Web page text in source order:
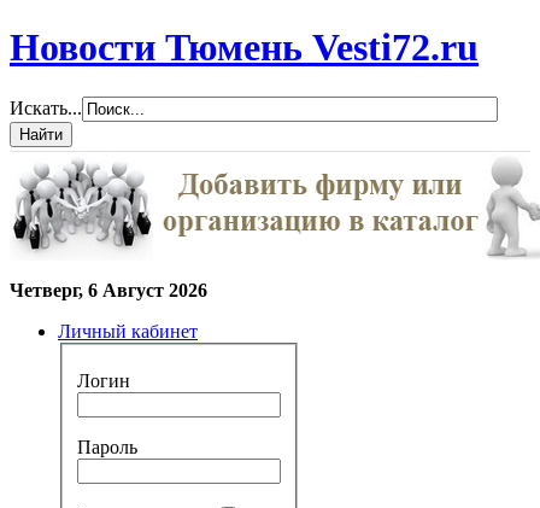
Новости Тюмень Vesti72.ru
Искать...
Четверг, 6 Август 2026
Личный кабинет
Логин
Пароль